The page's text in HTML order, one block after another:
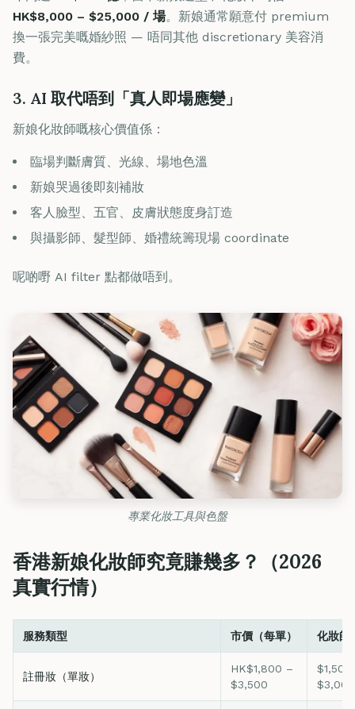
HK$8,000 – $25,000 / 場。新娘通常願意付 premium
換一張完美嘅婚紗照 — 唔同其他 discretionary 美容消
費。
3. AI 取代唔到「真人即場應變」
新娘化妝師嘅核心價值係：
臨場判斷膚質、光線、場地色溫
新娘哭過後即刻補妝
客人臉型、五官、皮膚狀態度身訂造
與攝影師、髮型師、婚禮統籌現場 coordinate
呢啲嘢 AI filter 點都做唔到。
專業化妝工具與色盤
香港新娘化妝師究竟賺幾多？（2026
真實行情）
服務類型 市價（每單） 化妝師
註冊妝（單妝）
HK$1,800 –
$3,500
$3,000